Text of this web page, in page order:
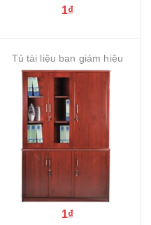
1₫
Tủ tài liệu ban giám hiệu
1₫